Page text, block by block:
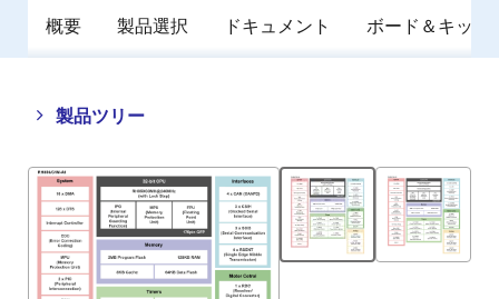
概要 製品選択 ドキュメント ボード＆キット
製品ツリー
Close
tree
menu
Open
tree
menu